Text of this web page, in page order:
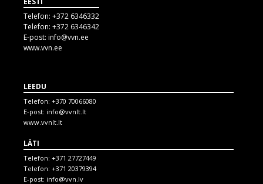
Telefon: +372 6346332
Telefon: +372 6346342
E-post: info@vvn.ee
www.vvn.ee
LEEDU
Telefon: +370 70066080
E-post: info@vvnlt.lt
www.vvnlt.lt
LÄTI
Telefon: +371 27727449
Telefon: +371 20379394
E-post: info@vvn.lv